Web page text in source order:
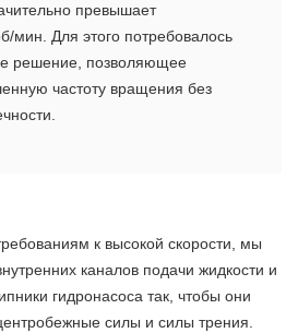
превышает
мин. Для этого потребовалось
решение, позволяющее
частоту вращения без
к высокой скорости, мы
каналов подачи жидкости и
гидронасоса так, чтобы они
силы и силы трения.